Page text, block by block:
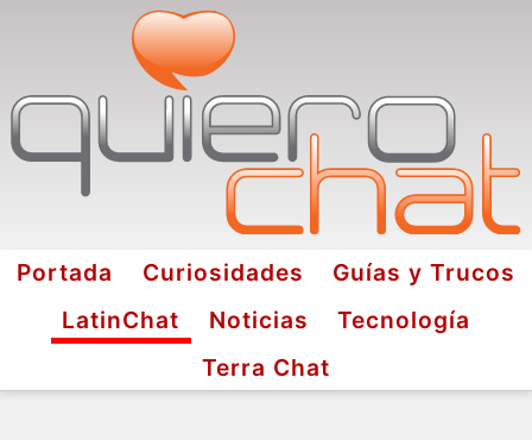
Portada Curiosidades
Guías y Trucos
LatinChat
Noticias
Tecnología
Terra Chat